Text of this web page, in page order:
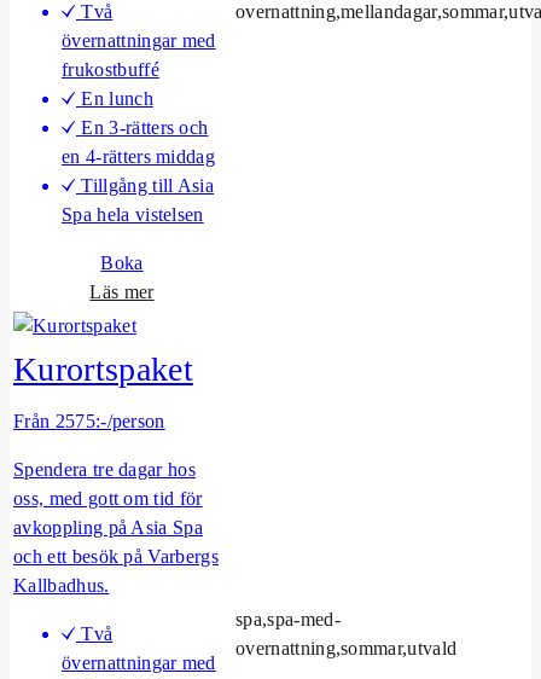
Två
övernattningar med
frukostbuffé
En lunch
En 3-rätters och
en 4-rätters middag
Tillgång till Asia
Spa hela vistelsen
Boka
Läs mero
t
r
a
A
s
i
a
Kurortspaket
Från 2575:-/person
Spendera tre dagar hos
oss, med gott om tid för
avkoppling på Asia Spa
och ett besök på Varbergs
Kallbadhus.
Två
övernattningar med
spa,spa-med-
overnattning,sommar,utvald